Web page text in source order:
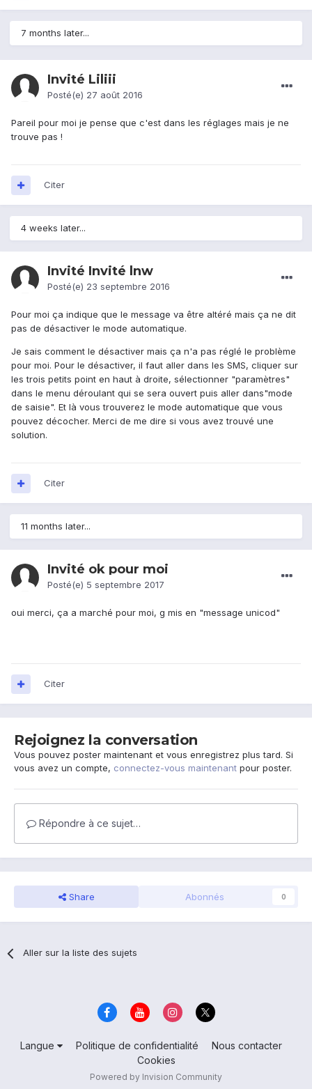
7 months later...
Invité Liliii
Posté(e) 27 août 2016
Pareil pour moi je pense que c'est dans les réglages mais je ne
trouve pas !
Citer
4 weeks later...
Invité Invité lnw
Posté(e) 23 septembre 2016
Pour moi ça indique que le message va être altéré mais ça ne dit
pas de désactiver le mode automatique.
Je sais comment le désactiver mais ça n'a pas réglé le problème
pour moi. Pour le désactiver, il faut aller dans les SMS, cliquer sur
les trois petits point en haut à droite, sélectionner "paramètres"
dans le menu déroulant qui se sera ouvert puis aller dans"mode
de saisie". Et là vous trouverez le mode automatique que vous
pouvez décocher. Merci de me dire si vous avez trouvé une
solution.
Citer
11 months later...
Invité ok pour moi
Posté(e) 5 septembre 2017
oui merci, ça a marché pour moi, g mis en "message unicod"
Citer
Rejoignez la conversation
Vous pouvez poster maintenant et vous enregistrez plus tard. Si
vous avez un compte, connectez-vous maintenant pour poster.
Répondre à ce sujet…
Share Abonnés 0
Aller sur la liste des sujets
Langue Politique de confidentialité
Nous contacter
Cookies
Powered by Invision Community